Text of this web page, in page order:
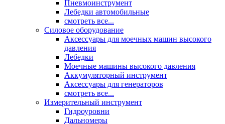
Пневмоинструмент
Лебедки автомобильные
смотреть все...
Силовое оборудование
Аксессуары для моечных машин высокого
давления
Лебедки
Моечные машины высокого давления
Аккумуляторный инструмент
Аксессуары для генераторов
смотреть все...
Измерительный инструмент
Гидроуровни
Дальномеры